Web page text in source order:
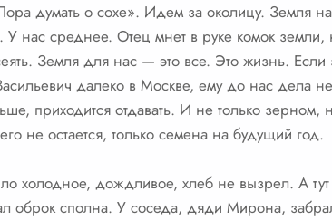
думать о сохе». Идем за околицу. Земля
нас среднее. Отец мнет в руке комок земли,
Земля для нас — это все. Это жизнь. Если
далеко в Москве, ему до нас дела
приходится отдавать. И не только зерном,
не остается, только семена на будущий год.
холодное, дождливое, хлеб не вызрел. А
оброк сполна. У соседа, дяди Мирона,